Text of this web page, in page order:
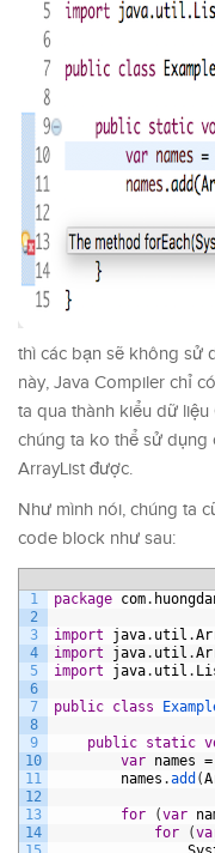
thì các bạn sẽ không sử
này, Java Compiler chỉ
ta qua thành kiểu dữ
chúng ta ko thể sử dụng
ArrayList được.
Như mình nói, chúng ta
code block như sau:
1
2
3
4
5
6
7
8
9
10
11
12
13
14
package com.
import java. util .
import
java. util .
import
java. util .
public class
public static
var names =
names .add (
for (var
for
(